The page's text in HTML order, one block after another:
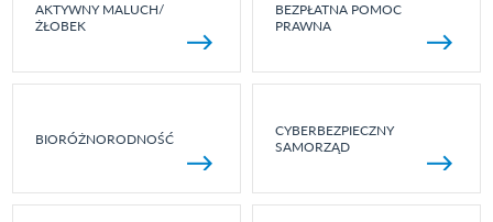
AKTYWNY MALUCH/
ŻŁOBEK
BEZPŁATNA POMOC
PRAWNA
BIORÓŻNORODNOŚĆ
CYBERBEZPIECZNY
SAMORZĄD